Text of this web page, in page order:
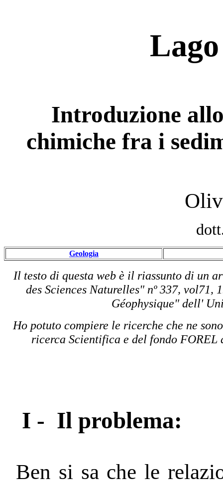
Introduzione
chimiche fra i
Geologia
Il testo di questa web è il riassunto di un
des Sciences Naturelles" nº 337,
Géophysique" dell'
Ho potuto compiere le ricerche che ne
ricerca Scientifica e del fondo FOREL
I - Il problema:
Ben si sa che le